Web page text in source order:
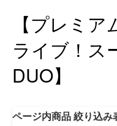
【プレミ
ライブ！ス
DUO】
ページ内商品 絞り込み